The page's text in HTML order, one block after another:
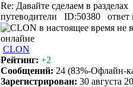
Re: Давайте сделаем в разделах
путеводители
ID:50380 ответ
CLON
Рейтинг: +2
Сообщений: 24 (83%-Офлайн-
Зарегистрирован: 30 августа